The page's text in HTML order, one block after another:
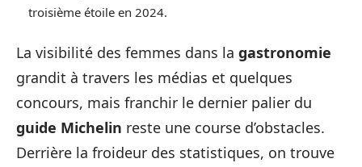
troisième étoile en 2024.
La visibilité des femmes dans la gastronomie
grandit à travers les médias et quelques
concours, mais franchir le dernier palier du
guide Michelin reste une course d’obstacles.
Derrière la froideur des statistiques, on trouve